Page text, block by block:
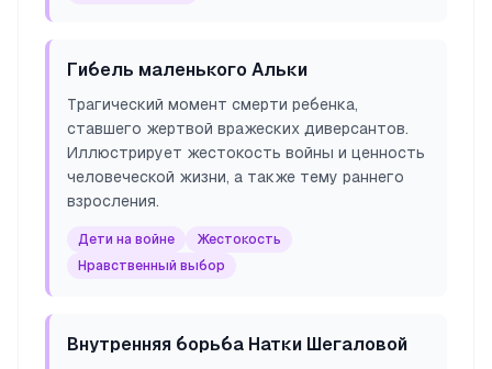
Гибель маленького Альки
Трагический момент смерти ребенка,
ставшего жертвой вражеских диверсантов.
Иллюстрирует жестокость войны и ценность
человеческой жизни, а также тему раннего
взросления.
Дети на войне
Жестокость
Нравственный выбор
Внутренняя борьба Натки Шегаловой